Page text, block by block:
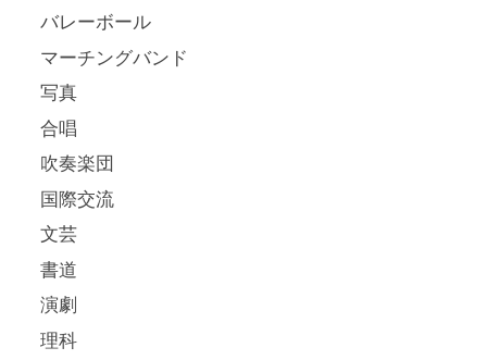
バレーボール
マーチングバンド
写真
合唱
吹奏楽団
国際交流
文芸
書道
演劇
理科